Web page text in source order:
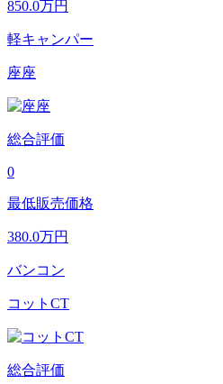
850.0万円
軽キャンパー
座座
総合評価
0
最低販売価格
380.0万円
バンコン
コットCT
総合評価